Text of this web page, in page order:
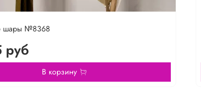
шары №8368
руб
В корзину